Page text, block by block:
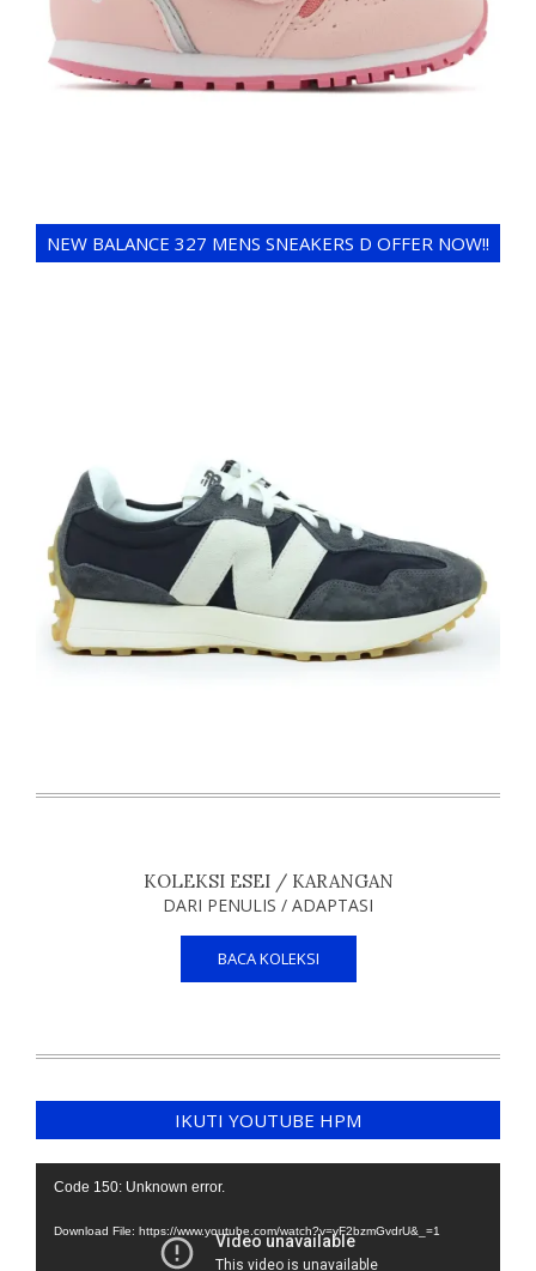
NEW BALANCE 327 MENS SNEAKERS D OFFER NOW!!
KOLEKSI ESEI / KARANGAN
DARI PENULIS / ADAPTASI
BACA KOLEKSI
IKUTI YOUTUBE HPM
Video
Code 150: Unknown error.
Download File: https://www.youtube.com/watch?v=yF2bzmGvdrU&_=1